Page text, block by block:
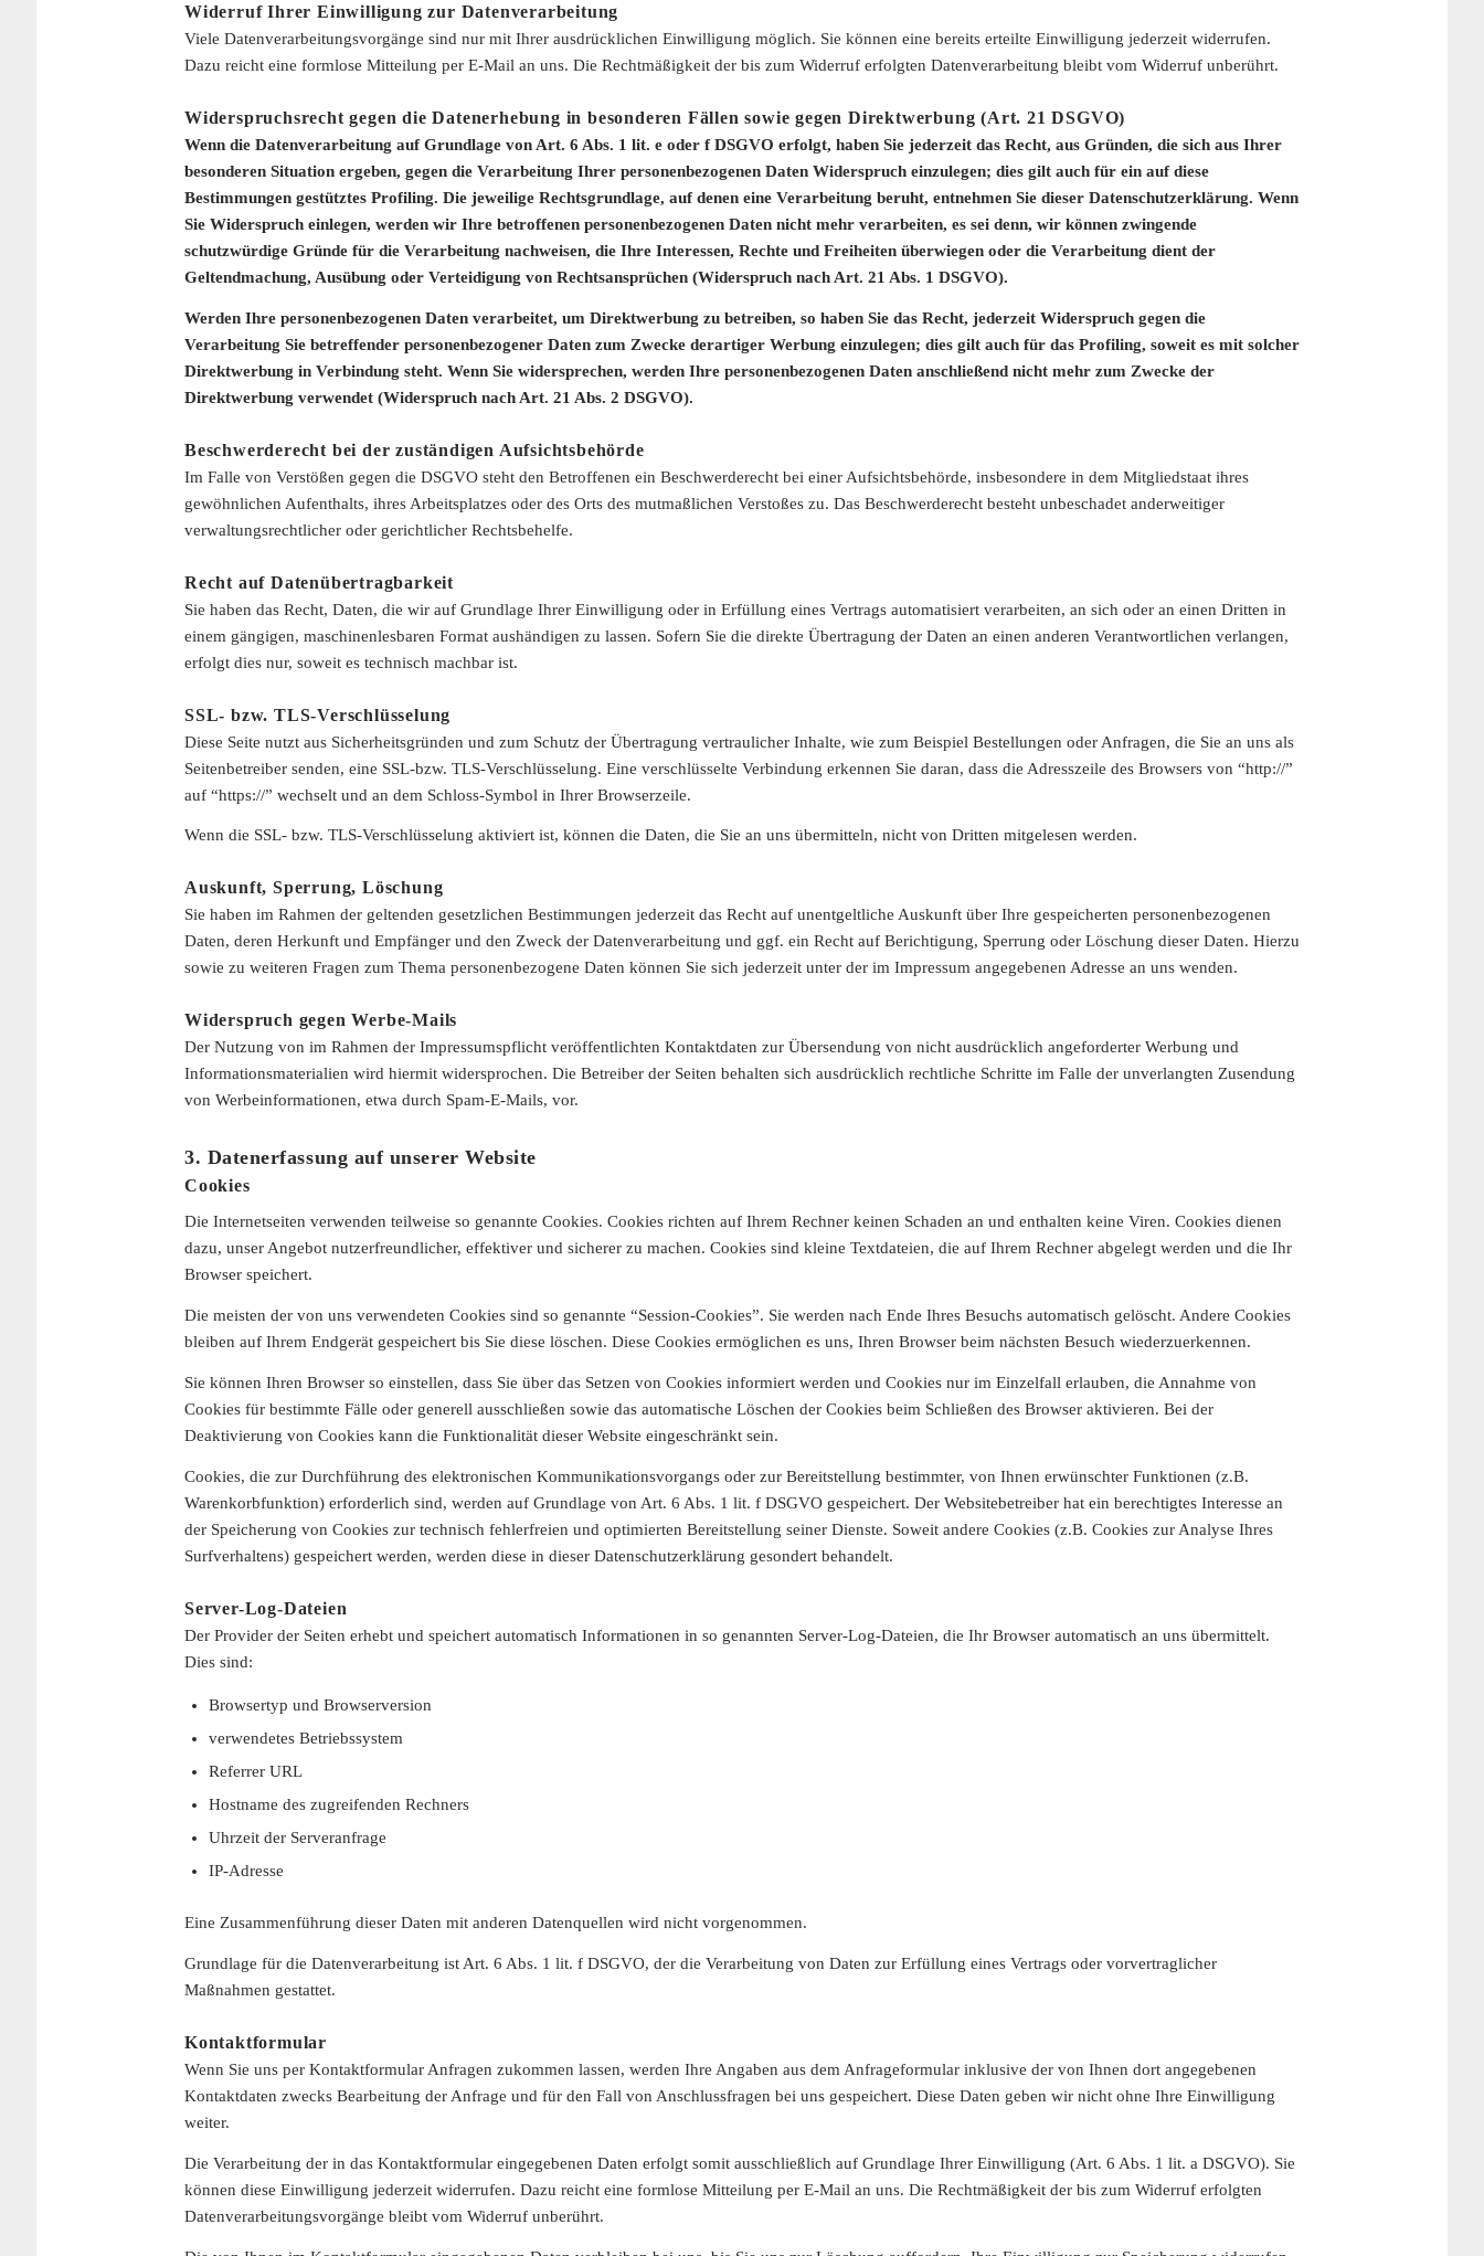
Widerruf Ihrer Einwilligung zur Datenverarbeitung
Viele Datenverarbeitungsvorgänge sind nur mit Ihrer ausdrücklichen Einwilligung möglich. Sie können eine bereits erteilte Einwilligung jederzeit widerrufen.
Dazu reicht eine formlose Mitteilung per E-Mail an uns. Die Rechtmäßigkeit der bis zum Widerruf erfolgten Datenverarbeitung bleibt vom Widerruf unberührt.
Widerspruchsrecht gegen die Datenerhebung in besonderen Fällen sowie gegen Direktwerbung (Art. 21 DSGVO)
Wenn die Datenverarbeitung auf Grundlage von Art. 6 Abs. 1 lit. e oder f DSGVO erfolgt, haben Sie jederzeit das Recht, aus Gründen, die sich aus Ihrer
besonderen Situation ergeben, gegen die Verarbeitung Ihrer personenbezogenen Daten Widerspruch einzulegen; dies gilt auch für ein auf diese
Bestimmungen gestütztes Profiling. Die jeweilige Rechtsgrundlage, auf denen eine Verarbeitung beruht, entnehmen Sie dieser Datenschutzerklärung. Wenn
Sie Widerspruch einlegen, werden wir Ihre betroffenen personenbezogenen Daten nicht mehr verarbeiten, es sei denn, wir können zwingende
schutzwürdige Gründe für die Verarbeitung nachweisen, die Ihre Interessen, Rechte und Freiheiten überwiegen oder die Verarbeitung dient der
Geltendmachung, Ausübung oder Verteidigung von Rechtsansprüchen (Widerspruch nach Art. 21 Abs. 1 DSGVO).
Werden Ihre personenbezogenen Daten verarbeitet, um Direktwerbung zu betreiben, so haben Sie das Recht, jederzeit Widerspruch gegen die
Verarbeitung Sie betreffender personenbezogener Daten zum Zwecke derartiger Werbung einzulegen; dies gilt auch für das Profiling, soweit es mit solcher
Direktwerbung in Verbindung steht. Wenn Sie widersprechen, werden Ihre personenbezogenen Daten anschließend nicht mehr zum Zwecke der
Direktwerbung verwendet (Widerspruch nach Art. 21 Abs. 2 DSGVO).
Beschwerderecht bei der zuständigen Aufsichtsbehörde
Im Falle von Verstößen gegen die DSGVO steht den Betroffenen ein Beschwerderecht bei einer Aufsichtsbehörde, insbesondere in dem Mitgliedstaat ihres
gewöhnlichen Aufenthalts, ihres Arbeitsplatzes oder des Orts des mutmaßlichen Verstoßes zu. Das Beschwerderecht besteht unbeschadet anderweitiger
verwaltungsrechtlicher oder gerichtlicher Rechtsbehelfe.
Recht auf Datenübertragbarkeit
Sie haben das Recht, Daten, die wir auf Grundlage Ihrer Einwilligung oder in Erfüllung eines Vertrags automatisiert verarbeiten, an sich oder an einen Dritten in
einem gängigen, maschinenlesbaren Format aushändigen zu lassen. Sofern Sie die direkte Übertragung der Daten an einen anderen Verantwortlichen verlangen,
erfolgt dies nur, soweit es technisch machbar ist.
SSL- bzw. TLS-Verschlüsselung
Diese Seite nutzt aus Sicherheitsgründen und zum Schutz der Übertragung vertraulicher Inhalte, wie zum Beispiel Bestellungen oder Anfragen, die Sie an uns als
Seitenbetreiber senden, eine SSL-bzw. TLS-Verschlüsselung. Eine verschlüsselte Verbindung erkennen Sie daran, dass die Adresszeile des Browsers von “http://”
auf “https://” wechselt und an dem Schloss-Symbol in Ihrer Browserzeile.
Wenn die SSL- bzw. TLS-Verschlüsselung aktiviert ist, können die Daten, die Sie an uns übermitteln, nicht von Dritten mitgelesen werden.
Auskunft, Sperrung, Löschung
Sie haben im Rahmen der geltenden gesetzlichen Bestimmungen jederzeit das Recht auf unentgeltliche Auskunft über Ihre gespeicherten personenbezogenen
Daten, deren Herkunft und Empfänger und den Zweck der Datenverarbeitung und ggf. ein Recht auf Berichtigung, Sperrung oder Löschung dieser Daten. Hierzu
sowie zu weiteren Fragen zum Thema personenbezogene Daten können Sie sich jederzeit unter der im Impressum angegebenen Adresse an uns wenden.
Widerspruch gegen Werbe-Mails
Der Nutzung von im Rahmen der Impressumspflicht veröffentlichten Kontaktdaten zur Übersendung von nicht ausdrücklich angeforderter Werbung und
Informationsmaterialien wird hiermit widersprochen. Die Betreiber der Seiten behalten sich ausdrücklich rechtliche Schritte im Falle der unverlangten Zusendung
von Werbeinformationen, etwa durch Spam-E-Mails, vor.
3. Datenerfassung auf unserer Website
Cookies
Die Internetseiten verwenden teilweise so genannte Cookies. Cookies richten auf Ihrem Rechner keinen Schaden an und enthalten keine Viren. Cookies dienen
dazu, unser Angebot nutzerfreundlicher, effektiver und sicherer zu machen. Cookies sind kleine Textdateien, die auf Ihrem Rechner abgelegt werden und die Ihr
Browser speichert.
Die meisten der von uns verwendeten Cookies sind so genannte “Session-Cookies”. Sie werden nach Ende Ihres Besuchs automatisch gelöscht. Andere Cookies
bleiben auf Ihrem Endgerät gespeichert bis Sie diese löschen. Diese Cookies ermöglichen es uns, Ihren Browser beim nächsten Besuch wiederzuerkennen.
Sie können Ihren Browser so einstellen, dass Sie über das Setzen von Cookies informiert werden und Cookies nur im Einzelfall erlauben, die Annahme von
Cookies für bestimmte Fälle oder generell ausschließen sowie das automatische Löschen der Cookies beim Schließen des Browser aktivieren. Bei der
Deaktivierung von Cookies kann die Funktionalität dieser Website eingeschränkt sein.
Cookies, die zur Durchführung des elektronischen Kommunikationsvorgangs oder zur Bereitstellung bestimmter, von Ihnen erwünschter Funktionen (z.B.
Warenkorbfunktion) erforderlich sind, werden auf Grundlage von Art. 6 Abs. 1 lit. f DSGVO gespeichert. Der Websitebetreiber hat ein berechtigtes Interesse an
der Speicherung von Cookies zur technisch fehlerfreien und optimierten Bereitstellung seiner Dienste. Soweit andere Cookies (z.B. Cookies zur Analyse Ihres
Surfverhaltens) gespeichert werden, werden diese in dieser Datenschutzerklärung gesondert behandelt.
Server-Log-Dateien
Der Provider der Seiten erhebt und speichert automatisch Informationen in so genannten Server-Log-Dateien, die Ihr Browser automatisch an uns übermittelt.
Dies sind:
Browsertyp und Browserversion
verwendetes Betriebssystem
Referrer URL
Hostname des zugreifenden Rechners
Uhrzeit der Serveranfrage
IP-Adresse
Eine Zusammenführung dieser Daten mit anderen Datenquellen wird nicht vorgenommen.
Grundlage für die Datenverarbeitung ist Art. 6 Abs. 1 lit. f DSGVO, der die Verarbeitung von Daten zur Erfüllung eines Vertrags oder vorvertraglicher
Maßnahmen gestattet.
Kontaktformular
Wenn Sie uns per Kontaktformular Anfragen zukommen lassen, werden Ihre Angaben aus dem Anfrageformular inklusive der von Ihnen dort angegebenen
Kontaktdaten zwecks Bearbeitung der Anfrage und für den Fall von Anschlussfragen bei uns gespeichert. Diese Daten geben wir nicht ohne Ihre Einwilligung
weiter.
Die Verarbeitung der in das Kontaktformular eingegebenen Daten erfolgt somit ausschließlich auf Grundlage Ihrer Einwilligung (Art. 6 Abs. 1 lit. a DSGVO). Sie
können diese Einwilligung jederzeit widerrufen. Dazu reicht eine formlose Mitteilung per E-Mail an uns. Die Rechtmäßigkeit der bis zum Widerruf erfolgten
Datenverarbeitungsvorgänge bleibt vom Widerruf unberührt.